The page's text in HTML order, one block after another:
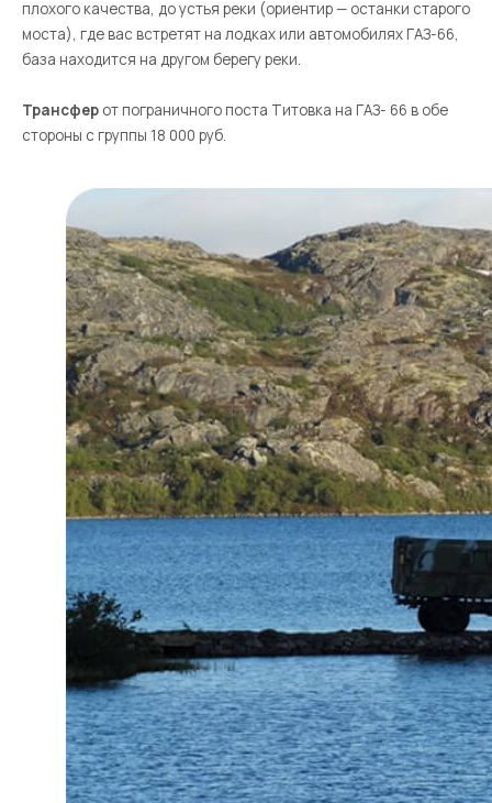
плохого качества, до устья реки (ориентир — останки старого
моста), где вас встретят на лодках или автомобилях ГАЗ-66,
база находится на другом берегу реки.
Трансфер от пограничного поста Титовка на ГАЗ- 66 в обе
стороны с группы 18 000 руб.